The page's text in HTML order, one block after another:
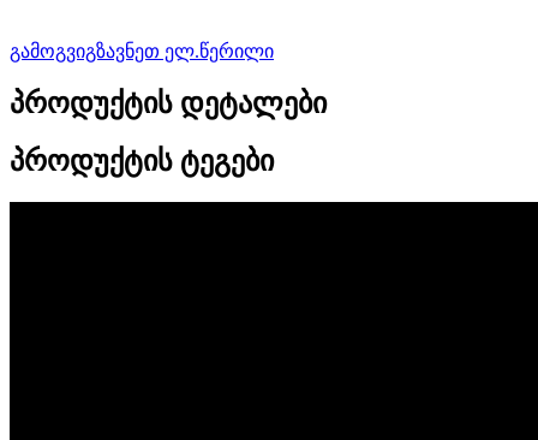
გამოგვიგზავნეთ ელ.წერილი
პროდუქტის დეტალები
პროდუქტის ტეგები